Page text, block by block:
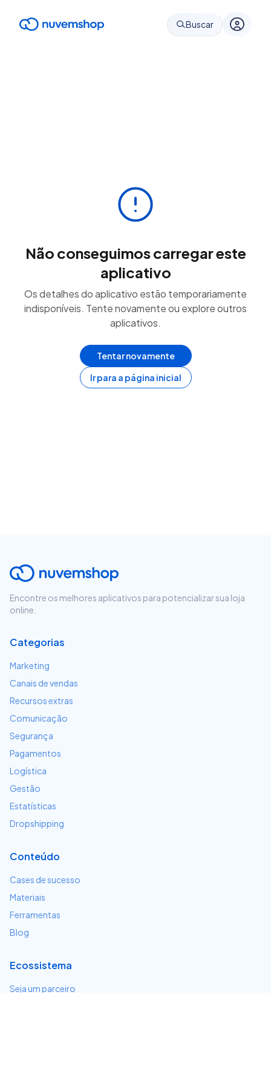
Buscar
Não conseguimos carregar este
aplicativo
Os detalhes do aplicativo estão temporariamente
indisponíveis. Tente novamente ou explore outros
aplicativos.
Tentar novamente
Ir para a página inicial
Encontre os melhores aplicativos para potencializar sua loja
online.
Categorias
Marketing
Canais de vendas
Recursos extras
Comunicação
Segurança
Pagamentos
Logística
Gestão
Estatísticas
Dropshipping
Conteúdo
Cases de sucesso
Materiais
Ferramentas
Blog
Ecossistema
Seja um parceiro